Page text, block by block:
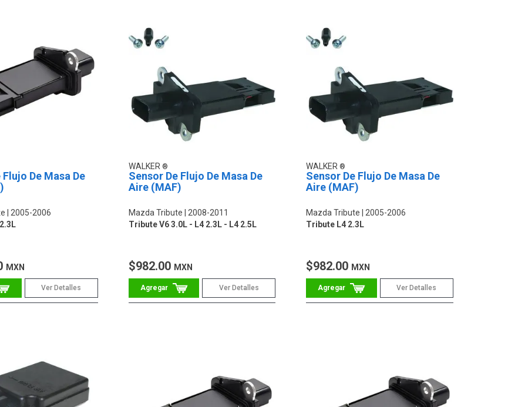
De Masa De
2005-2006
MXN
Ver Detalles
WALKER
Sensor De Flujo De Masa De
Aire (MAF)
Mazda Tribute
2008-2011
Tribute V6 3.0L - L4 2.3L - L4 2.5L
$982.00 MXN
Ver Detalles
WALKER
Sensor De Flujo De Masa De
Aire (MAF)
Mazda Tribute
2005-2006
Tribute L4 2.3L
$982.00 MXN
Ver Detalles